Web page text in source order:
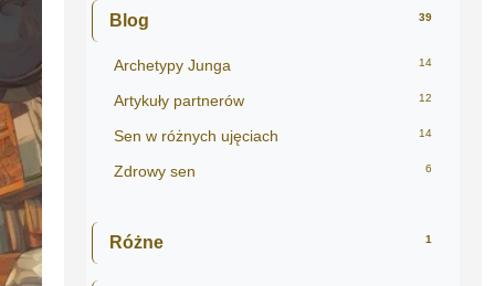
Blog 39
Archetypy Junga 14
Artykuły partnerów 12
Sen w różnych ujęciach 14
Zdrowy sen 6
Różne 1